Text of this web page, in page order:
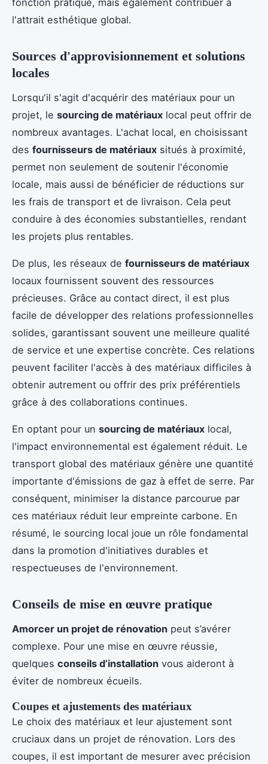
l'attrait esthétique global.
Sources d'approvisionnement et solutions
locales
Lorsqu'il s'agit d'acquérir des matériaux pour un
projet, le sourcing de matériaux local peut offrir de
nombreux avantages. L'achat local, en choisissant
des fournisseurs de matériaux situés à proximité,
permet non seulement de soutenir l'économie
locale, mais aussi de bénéficier de réductions sur
les frais de transport et de livraison. Cela peut
conduire à des économies substantielles, rendant
les projets plus rentables.
De plus, les réseaux de fournisseurs de matériaux
locaux fournissent souvent des ressources
précieuses. Grâce au contact direct, il est plus
facile de développer des relations professionnelles
solides, garantissant souvent une meilleure qualité
de service et une expertise concrète. Ces relations
peuvent faciliter l'accès à des matériaux difficiles à
obtenir autrement ou offrir des prix préférentiels
grâce à des collaborations continues.
En optant pour un sourcing de matériaux local,
l'impact environnemental est également réduit. Le
transport global des matériaux génère une quantité
importante d'émissions de gaz à effet de serre. Par
conséquent, minimiser la distance parcourue par
ces matériaux réduit leur empreinte carbone. En
résumé, le sourcing local joue un rôle fondamental
dans la promotion d'initiatives durables et
respectueuses de l'environnement.
Conseils de mise en œuvre pratique
Amorcer un projet de rénovation peut s’avérer
complexe. Pour une mise en œuvre réussie,
quelques conseils d’installation vous aideront à
éviter de nombreux écueils.
Coupes et ajustements des matériaux
Le choix des matériaux et leur ajustement sont
cruciaux dans un projet de rénovation. Lors des
coupes, il est important de mesurer avec précision